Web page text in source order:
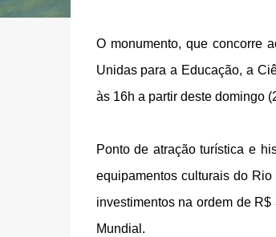
O monumento, que concorre
Unidas para a Educação, a
às 16h a partir deste domingo
Ponto de atração turística e
equipamentos culturais do
investimentos na ordem de
Mundial.